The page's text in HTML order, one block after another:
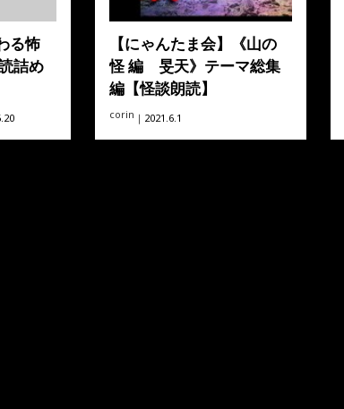
る怖
詰め
【にゃんたま会】《山の
怪 編 旻天》テーマ総集
編【怪談朗読】
corin ｜2021.6.1